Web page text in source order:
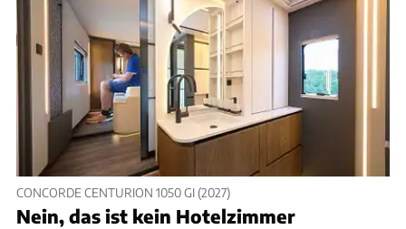
CONCORDE CENTURION 1050 GI (2027)
Nein, das ist kein Hotelzimmer